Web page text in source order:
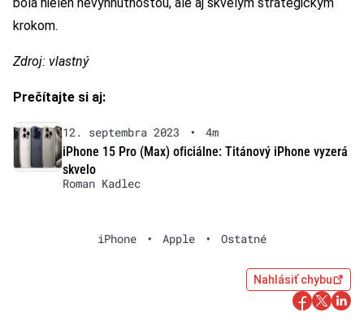
bola nielen nevyhnutnosťou, ale aj skvelým strategickým
krokom.
Zdroj: vlastný
Prečítajte si aj:
12. septembra 2023 •
4m
iPhone 15 Pro (Max) oficiálne: Titánový iPhone vyzerá
skvelo
Roman Kadlec
iPhone • Apple • Ostatné
Nahlásiť chybu